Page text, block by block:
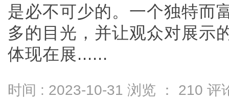
是必不可少的。一个独特而
多的目光，并让观众对展示
体现在展......
时间 : 2023-10-31 浏览 ： 210 评